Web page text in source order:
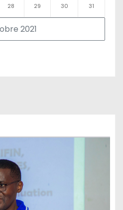
2021
28 29 30 31